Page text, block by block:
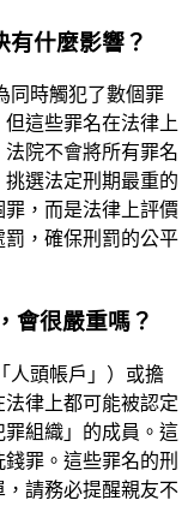
有什麼影響？
同時觸犯了數個罪
這些罪名在法律上
院不會將所有罪名
選法定刑期最重的
，而是法律上評價
，確保刑罰的公平
會很嚴重嗎？
人頭帳戶」）或擔
律上都可能被認定
組織」的成員。這
罪。這些罪名的刑
請務必提醒親友不